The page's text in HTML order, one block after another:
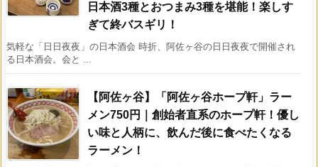
日本酒3種とおつまみ3種を堪能！楽しす
ぎて終バスギリ！
気軽な「日日夜夜」の日本酒会 時折、阿佐ヶ谷の日日夜夜で開催され
る日本酒会。会と ...
【阿佐ヶ谷】「阿佐ヶ谷ホープ軒」ラー
メン750円｜創始者直系のホープ軒！優し
い味と人柄に、飲んだ後に食べたくなる
ラーメン！